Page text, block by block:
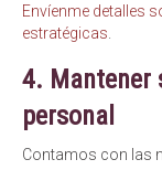
Envíenme detalles
estratégicas
4. Mantener
personal
Contamos con las